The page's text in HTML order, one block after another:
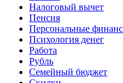
Налоговый вычет
Пенсия
Персональные
Психология денег
Работа
Рубль
Семейный бюджет